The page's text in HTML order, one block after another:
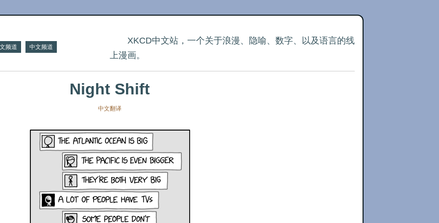
频道 中文频道
XKCD中文站，一个关于浪漫、隐喻、数字、以及语言的线
上漫画。
Night Shift
中文翻译